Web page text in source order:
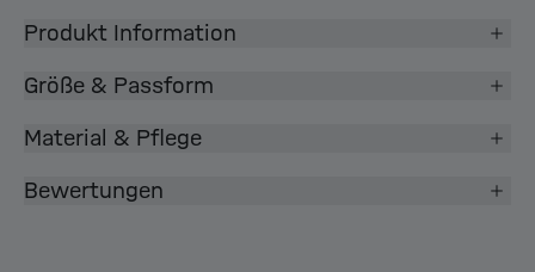
Produkt Information
Größe & Passform
Material & Pflege
Bewertungen